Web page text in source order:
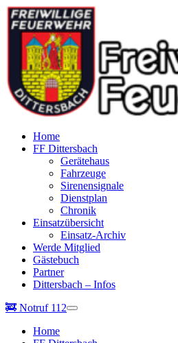
Home
FF Dittersbach
Gerätehaus
Fahrzeuge
Sirenensignale
Dienstplan
Chronik
Einsatzübersicht
Einsatz-Archiv
Werde Mitglied
Gästebuch
Partner
Dittersbach – Infos
🚒 Notruf 112
Home